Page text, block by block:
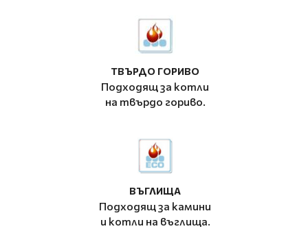
ТВЪРДО ГОРИВО
Подходящ за котли
на твърдо гориво.
ВЪГЛИЩА
Подходящ за камини
и котли на въглища.